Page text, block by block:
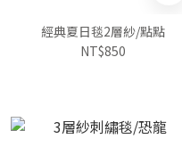
經典夏日毯2層紗/點點
NT$850